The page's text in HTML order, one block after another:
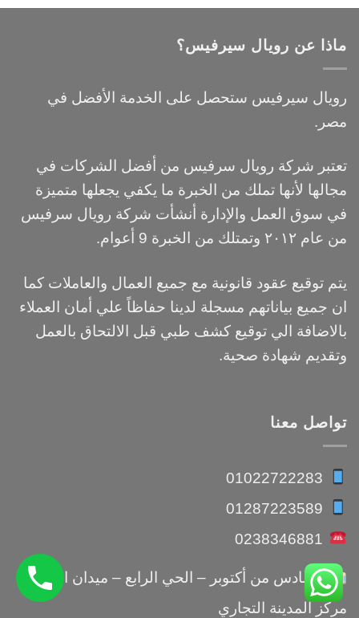
ماذا عن رويال سيرفيس؟
رويال سيرفيس ستحصل على الخدمة الأفضل في
مصر.
تعتبر شركة رويال سرفيس من أفضل الشركات في
مجالها لأنها تملك من الخبرة ما يكفي يجعلها متميزة
في سوق العمل والإدارة أنشأت شركة رويال سرفيس
من عام ٢٠١٢ وتمتلك من الخبرة 9 أعوام.
يتم توقيع عقود قانونية مع جميع العمال والعاملات كما
ان جميع بياناتهم مسجلة لدينا حفاظاً علي أمان العملاء
بالاضافة الي توقيع كشف طبي قبل الالتحاق بالعمل
وتقديم شهادة صحية.
تواصل معنا
01022722283
01287223589
0238346881
السادس من أكتوبر – الحي الرابع – ميدان النجدة –
مركز المدينة التجاري